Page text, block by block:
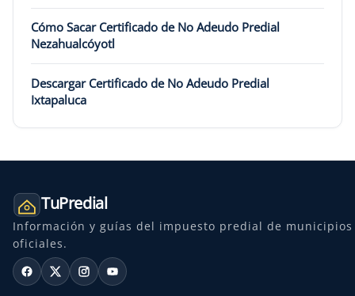
Cómo Sacar Certificado de No Adeudo Predial
Nezahualcóyotl
Descargar Certificado de No Adeudo Predial
Ixtapaluca
TuPredial
Información y guías del impuesto predial de
oficiales.